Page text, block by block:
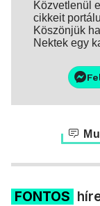
Közvetlenül
cikkeit
Köszönjük
Nektek egy
FONTOS